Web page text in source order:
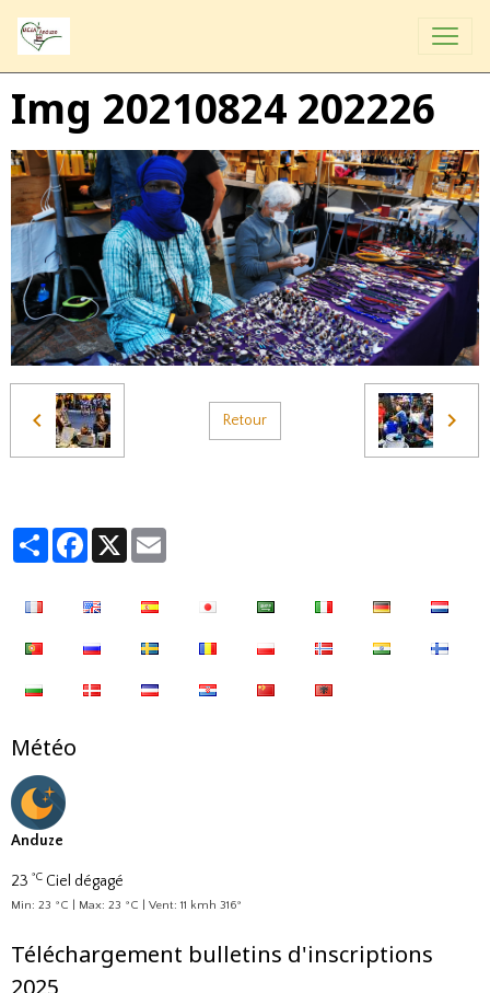
Img 20210824 202226
Retour
PartagerFacebook
X
Météo
Anduze
23 °C Ciel dégagé
Min: 23 °C | Max: 23 °C | Vent: 11 kmh 316°
Téléchargement bulletins d'inscriptions
2025